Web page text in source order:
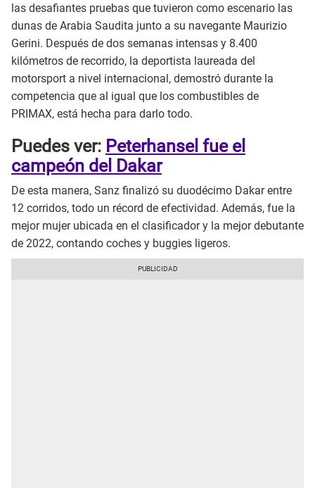
las desafiantes pruebas que tuvieron como escenario las
dunas de Arabia Saudita junto a su navegante Maurizio
Gerini. Después de dos semanas intensas y 8.400
kilómetros de recorrido, la deportista laureada del
motorsport a nivel internacional, demostró durante la
competencia que al igual que los combustibles de
PRIMAX, está hecha para darlo todo.
Puedes ver: Peterhansel fue el
campeón del Dakar
De esta manera, Sanz finalizó su duodécimo Dakar entre
12 corridos, todo un récord de efectividad. Además, fue la
mejor mujer ubicada en el clasificador y la mejor debutante
de 2022, contando coches y buggies ligeros.